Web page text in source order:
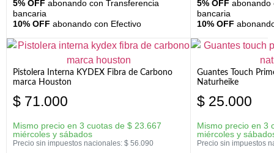
5% OFF abonando con Transferencia
bancaria
10% OFF abonando con Efectivo
5% OFF abonando
bancaria
10% OFF
Pistolera Interna KYDEX Fibra de Carbono
marca Houston
$ 71.000
Mismo precio en 3 cuotas de $ 23.667
miércoles y sábados
Precio sin impuestos nacionales: $ 56.090
Guantes Touch
Naturheike
$ 25.000
Mismo precio en 3
miércoles y
Precio sin impuestos